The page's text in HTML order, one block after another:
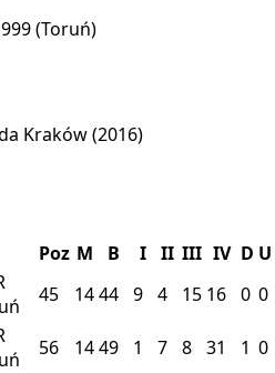
(Toruń)
Kraków(2016)
Poz M B I II III IV D U
45 1444 9 4 15 16 0 0
56 1449 1 7 8 31 1 0